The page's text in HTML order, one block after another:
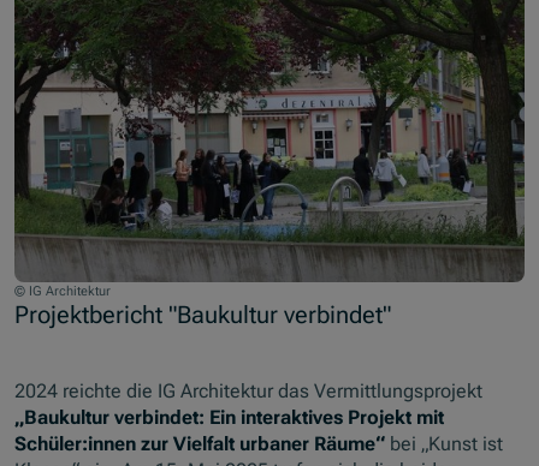
© IG Architektur
Projektbericht "Baukultur verbindet"
2024 reichte die IG Architektur das Vermittlungsprojekt
„Baukultur verbindet: Ein interaktives Projekt mit
Schüler:innen zur Vielfalt urbaner Räume“ bei „Kunst ist